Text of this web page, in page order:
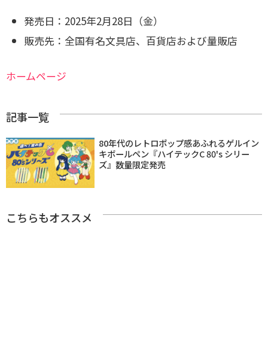
発売日： 2025年2月28日（金）
販売先：全国有名文具店、百貨店および量販店
ホームページ
記事一覧
80年代のレトロポップ感あふれるゲルイン
キボールペン『ハイテックC 80's シリー
ズ』数量限定発売
こちらもオススメ